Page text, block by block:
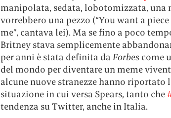
manipolata, sedata, lobotomizzata,
vorrebbero una pezzo (“You want a
me”, cantava lei). Ma se fino a poco
Britney stava semplicemente
per anni è stata definita da Forbescome
del mondo per diventare un meme
alcune nuove stranezze hanno riportato
situazione in cui versa Spears, tanto che
tendenza su Twitter, anche in Italia.